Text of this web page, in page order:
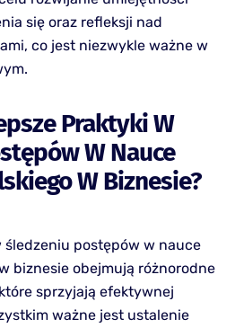
się oraz refleksji nad
co jest niezwykle ważne w
Praktyki W
W Nauce
W Biznesie?
śledzeniu postępów w nauce
biznesie obejmują różnorodne
sprzyjają efektywnej
ważne jest ustalenie